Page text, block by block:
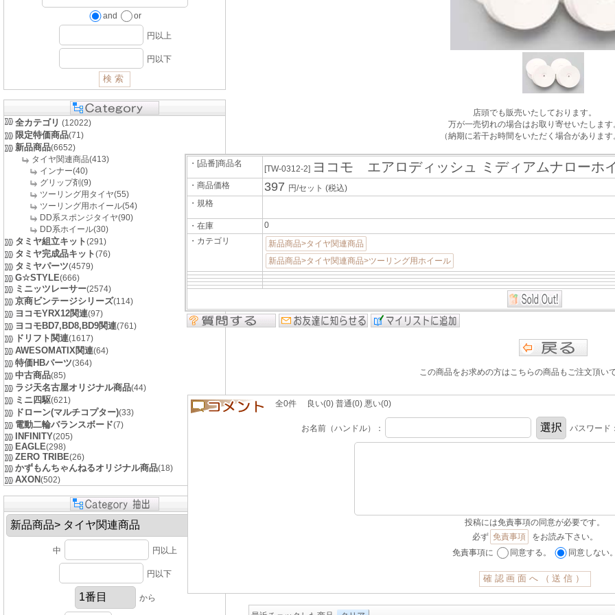
and or
円以上
円以下
全カテゴリ (12022)
限定特価商品(71)
新品商品(6652)
タイヤ関連商品(413)
インナー(40)
グリップ剤(9)
ツーリング用タイヤ(55)
ツーリング用ホイール(54)
DD系スポンジタイヤ(90)
DD系ホイール(30)
タミヤ組立キット(291)
タミヤ完成品キット(76)
タミヤパーツ(4579)
G☆STYLE(666)
ミニッツレーサー(2574)
京商ビンテージシリーズ(114)
ヨコモYRX12関連(97)
ヨコモBD7,BD8,BD9関連(761)
ドリフト関連(1617)
AWESOMATIX関連(64)
特価HBパーツ(364)
中古商品(85)
ラジ天名古屋オリジナル商品(44)
ミニ四駆(621)
ドローン(マルチコプター)(33)
電動二輪バランスボード(7)
INFINITY(205)
EAGLE(298)
ZERO TRIBE(26)
かずもんちゃんねるオリジナル商品(18)
AXON(502)
中 円以上
円以下
から
店頭でも販売いたしております。
万が一売切れの場合はお取り寄せいたします
（納期に若干お時間をいただく場合があります
・[品番]商品名
[TW-0312-2] ヨコモ エアロディッシュ ミディアムナローホ
・商品価格 397 円/セット (税込)
・規格
・在庫
0
・カテゴリ
新品商品>タイヤ関連商品
新品商品>タイヤ関連商品>ツーリング用ホイール
この商品をお求めの方はこちらの商品もご注文頂い
全0件 良い(0) 普通(0) 悪い(0)
お名前（ハンドル）： パスワード：
投稿には免責事項の同意が必要です。
必ず 免責事項
をお読み下さい。
免責事項に
同意する。 同意しない。